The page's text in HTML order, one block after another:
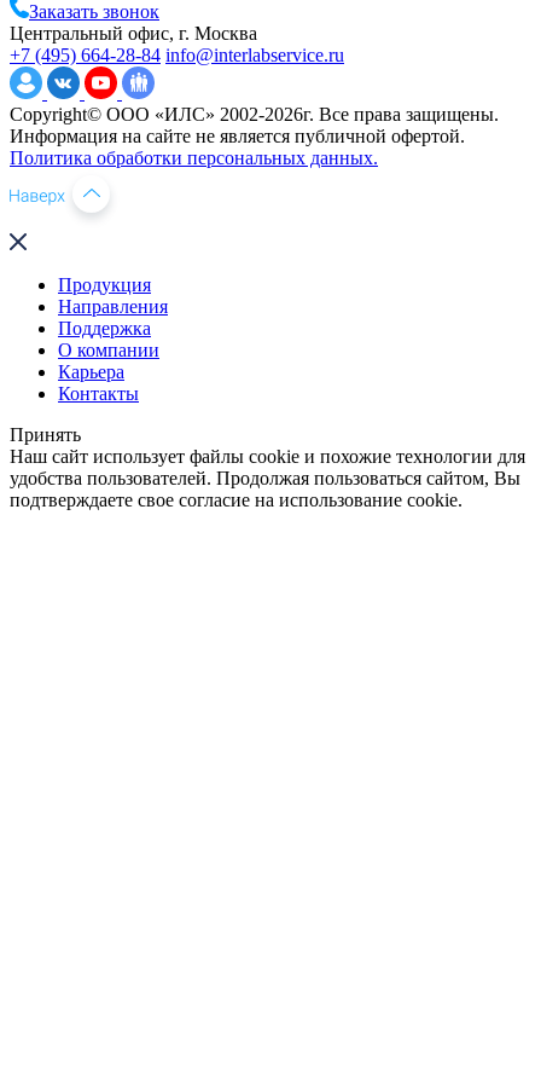
Заказать звонок
Центральный офис, г. Москва
+7 (495) 664-28-84 info@interlabservice.ru
Copyright© ООО «ИЛС» 2002-2026г. Все права защищены.
Информация на сайте не является публичной офертой.
Политика обработки персональных данных.
Продукция
Направления
Поддержка
О компании
Карьера
Контакты
Принять
Наш сайт использует файлы cookie и похожие технологии для
удобства пользователей. Продолжая пользоваться сайтом, Вы
подтверждаете свое согласие на использование cookie.